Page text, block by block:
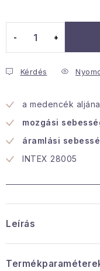
Hogyan kell
Érintkezés
Rólunk
Kérdés
a medencék
mozgási
áramlási
INTEX 28005
Leírás